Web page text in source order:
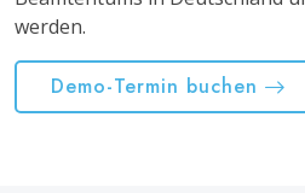
werden.
Demo-Termin buchen